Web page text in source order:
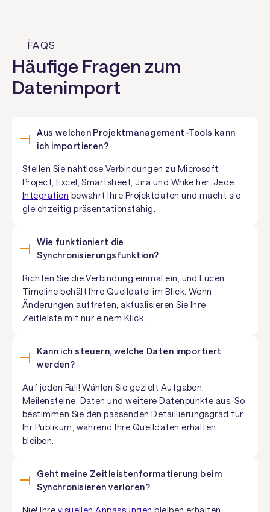
FAQS
Häufige Fragen zum
Datenimport
Aus welchen Projektmanagement-Tools kann
ich importieren?
Stellen Sie nahtlose Verbindungen zu Microsoft
Project, Excel, Smartsheet, Jira und Wrike her. Jede
Integration bewahrt Ihre Projektdaten und macht sie
gleichzeitig präsentationsfähig.
Wie funktioniert die
Synchronisierungsfunktion?
Richten Sie die Verbindung einmal ein, und Lucen
Timeline behält Ihre Quelldatei im Blick. Wenn
Änderungen auftreten, aktualisieren Sie Ihre
Zeitleiste mit nur einem Klick.
Kann ich steuern, welche Daten importiert
werden?
Auf jeden Fall! Wählen Sie gezielt Aufgaben,
Meilensteine, Daten und weitere Datenpunkte aus. So
bestimmen Sie den passenden Detaillierungsgrad für
Ihr Publikum, während Ihre Quelldaten erhalten
bleiben.
Geht meine Zeitleistenformatierung beim
Synchronisieren verloren?